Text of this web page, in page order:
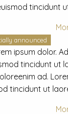
tincidunt
announced
ipsum dolor.
tincidunt
ad.
tincidunt ut